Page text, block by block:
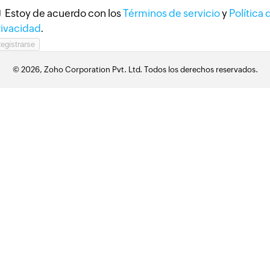
Estoy de acuerdo con losTérminos de servicioy Política
.
© 2026, Zoho Corporation Pvt. Ltd. Todos los derechos reservados.